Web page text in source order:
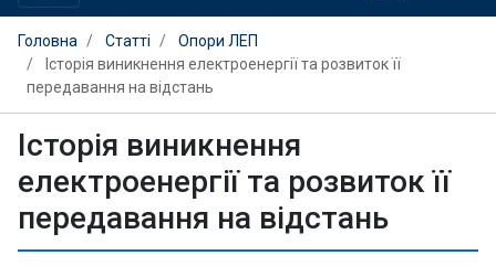
Головна Статті
Опори ЛЕП
Історія виникнення електроенергії та розвиток її
передавання на відстань
Історія виникнення
електроенергії та розвиток її
передавання на відстань